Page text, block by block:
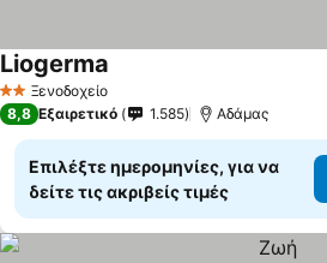
2 ΑστέριαΞενοδοχείο
Liogerma
8,8 Εξαιρετικό 1.585 Αδάμας
Επιλέξτε ημερομηνίες, για να
δείτε τις ακριβείς τιμές